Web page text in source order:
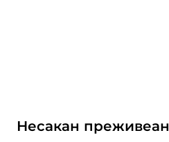
Несакан преживеан